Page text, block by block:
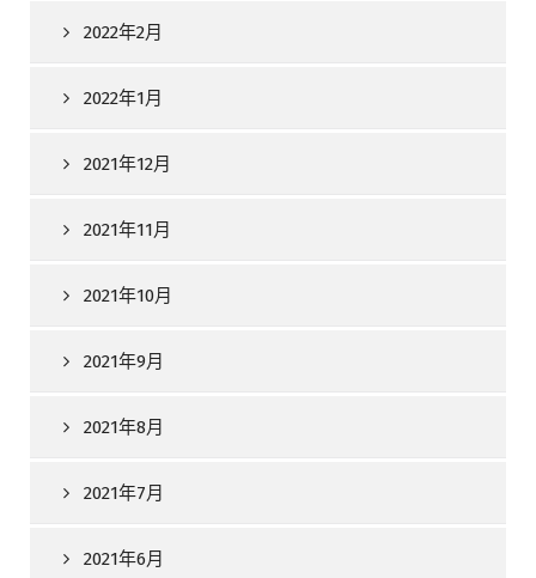
2022年2月
2022年1月
2021年12月
2021年11月
2021年10月
2021年9月
2021年8月
2021年7月
2021年6月